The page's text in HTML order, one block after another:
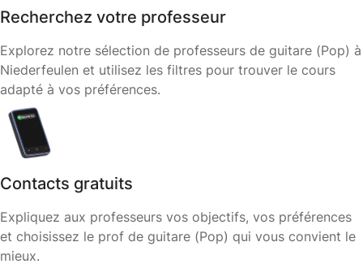
Recherchez votre professeur
Explorez notre sélection de professeurs de guitare (Pop) à
Niederfeulen et utilisez les filtres pour trouver le cours
adapté à vos préférences.
Contacts gratuits
Expliquez aux professeurs vos objectifs, vos préférences
et choisissez le prof de guitare (Pop) qui vous convient le
mieux.